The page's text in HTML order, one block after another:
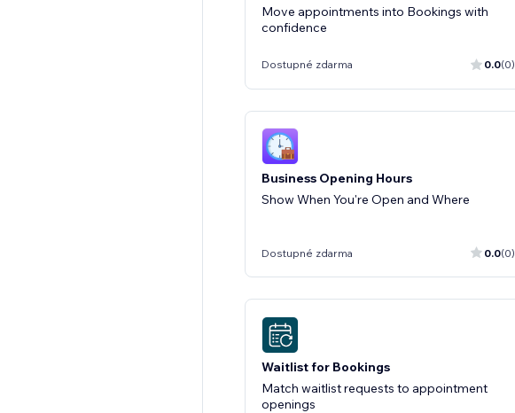
Move appointments into Bookings with
confidence
Dostupné zdarma 0.0(0)
Business Opening Hours
Show When You're Open and Where
Dostupné zdarma 0.0(0)
Waitlist for Bookings
Match waitlist requests to appointment
openings